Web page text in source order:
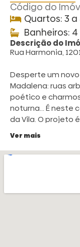
Código do
Quartos: 3 a
Banheiros: 4
Descrição do
Rua Harmonia,
Desperte um
Madalena: ruas
poético e
noturna… É neste
da Vila. O projeto
harmonioso, lugar
reúne
Ver mais